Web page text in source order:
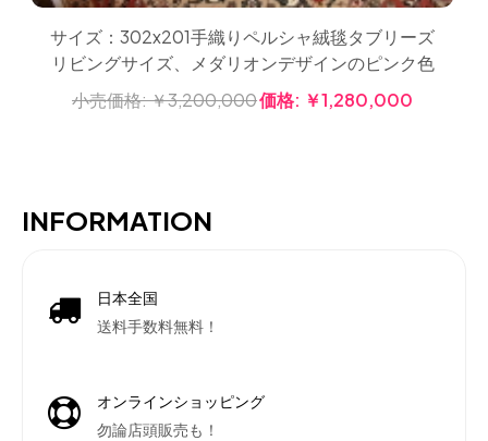
サイズ：302x201手織りペルシャ絨毯タブリーズ
リビングサイズ、メダリオンデザインのピンク色
小売価格:￥3,200,000価格: ￥1,280,000
INFORMATION
日本全国
送料手数料無料！
オンラインショッピング
勿論店頭販売も！